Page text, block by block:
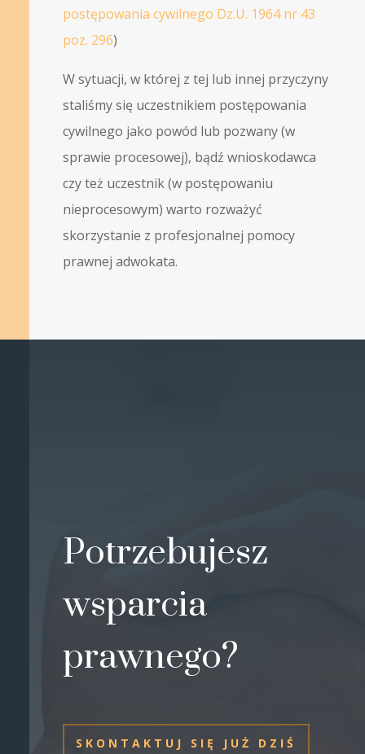
postępowania cywilnego Dz.U. 1964 nr 43
poz. 296)
W sytuacji, w której z tej lub innej przyczyny
staliśmy się uczestnikiem postępowania
cywilnego jako powód lub pozwany (w
sprawie procesowej), bądź wnioskodawca
czy też uczestnik (w postępowaniu
nieprocesowym) warto rozważyć
skorzystanie z profesjonalnej pomocy
prawnej adwokata.
Potrzebujesz
wsparcia
prawnego?
SKONTAKTUJ SIĘ JUŻ DZIŚ